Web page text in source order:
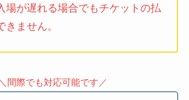
場が遅れる場合でもチケットの払
きません。
＼間際でも対応可能です／